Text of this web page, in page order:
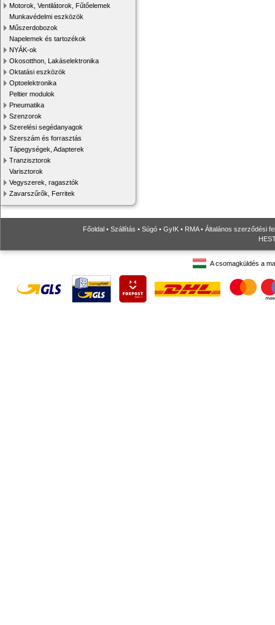
Motorok, Ventilátorok, Fűtőelemek
Munkavédelmi eszközök
Műszerdobozok
Napelemek és tartozékok
NYÁK-ok
Okosotthon, Lakáselektronika
Oktatási eszközök
Optoelektronika
Peltier modulok
Pneumatika
Szenzorok
Szerelési segédanyagok
Szerszám és forrasztás
Tápegységek, Adapterek
Tranzisztorok
Varisztorok
Vegyszerek, ragasztók
Zavarszűrők, Ferritek
Főoldal • Szállítás • Súgó • GyIK • RMA• Általános szerződési
A csomagküldés a